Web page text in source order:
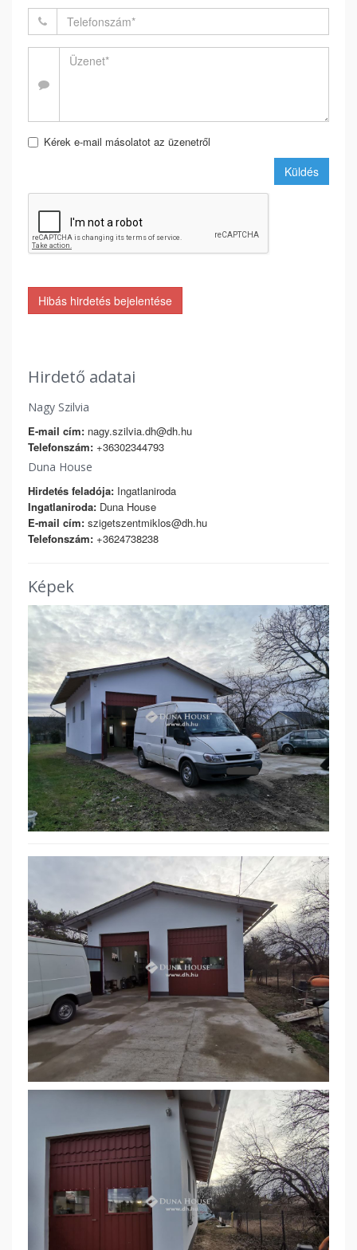
Kérek e-mail másolatot az üzenetről
Küldés
Hibás hirdetés bejelentése
Hirdető adatai
Nagy Szilvia
E-mail cím: nagy.szilvia.dh@dh.hu
Telefonszám: +36302344793
Duna House
Hirdetés feladója: Ingatlaniroda
Ingatlaniroda: Duna House
E-mail cím: szigetszentmiklos@dh.hu
Telefonszám: +3624738238
Képek